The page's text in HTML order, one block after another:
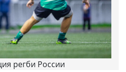
регби России